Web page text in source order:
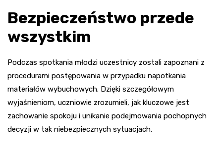
Bezpieczeństwo przede
wszystkim
Podczas spotkania młodzi uczestnicy zostali zapoznani z
procedurami postępowania w przypadku napotkania
materiałów wybuchowych. Dzięki szczegółowym
wyjaśnieniom, uczniowie zrozumieli, jak kluczowe jest
zachowanie spokoju i unikanie podejmowania pochopnych
decyzji w tak niebezpiecznych sytuacjach.